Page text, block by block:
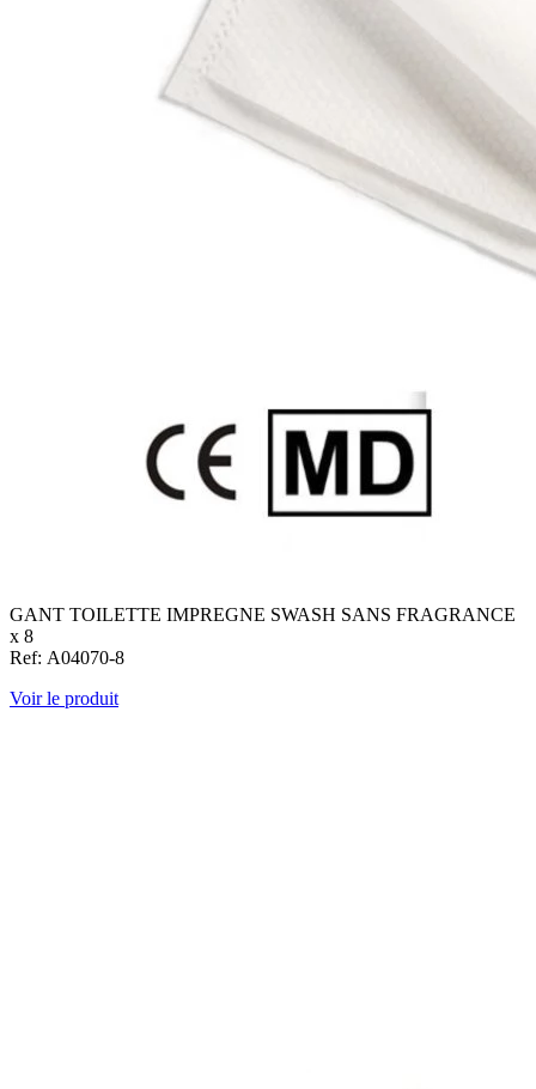
GANT TOILETTE IMPREGNE SWASH SANS FRAGRANCE
x 8
Ref: A04070-8
Voir le produit